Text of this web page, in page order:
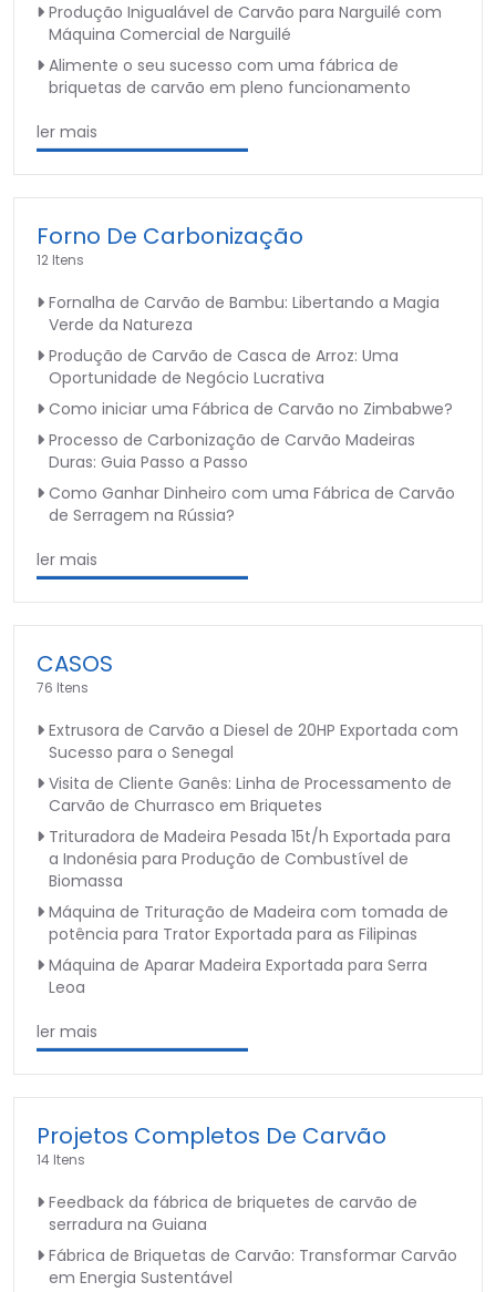
Produção Inigualável de Carvão para Narguilé com
Máquina Comercial de Narguilé
Alimente o seu sucesso com uma fábrica de
briquetas de carvão em pleno funcionamento
ler mais
Forno De Carbonização
12 Itens
Fornalha de Carvão de Bambu: Libertando a Magia
Verde da Natureza
Produção de Carvão de Casca de Arroz: Uma
Oportunidade de Negócio Lucrativa
Como iniciar uma Fábrica de Carvão no Zimbabwe?
Processo de Carbonização de Carvão Madeiras
Duras: Guia Passo a Passo
Como Ganhar Dinheiro com uma Fábrica de Carvão
de Serragem na Rússia?
ler mais
CASOS
76 Itens
Extrusora de Carvão a Diesel de 20HP Exportada com
Sucesso para o Senegal
Visita de Cliente Ganês: Linha de Processamento de
Carvão de Churrasco em Briquetes
Trituradora de Madeira Pesada 15t/h Exportada para
a Indonésia para Produção de Combustível de
Biomassa
Máquina de Trituração de Madeira com tomada de
potência para Trator Exportada para as Filipinas
Máquina de Aparar Madeira Exportada para Serra
Leoa
ler mais
Projetos Completos De Carvão
14 Itens
Feedback da fábrica de briquetes de carvão de
serradura na Guiana
Fábrica de Briquetas de Carvão: Transformar Carvão
em Energia Sustentável